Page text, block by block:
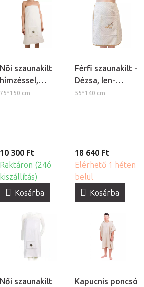
Nõi szaunakilt
hímzéssel,
pamut, krém
75*150 cm
10 300 Ft
Raktáron (24ó
kiszállítás)
Kosárba
Férfi szaunakilt -
Dézsa, len-
pamut,
55*140 cm
18 640 Ft
Elérhető 1 héten
belül
Kosárba
Női szaunakilt
Kapucnis poncsó